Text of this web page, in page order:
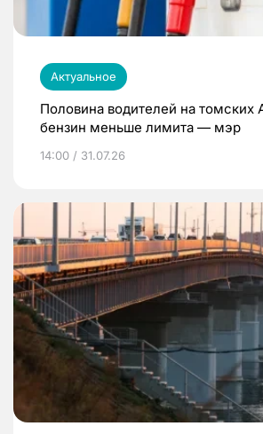
Актуальное
Половина водителей на томских
бензин меньше лимита — мэр
14:00 / 31.07.26